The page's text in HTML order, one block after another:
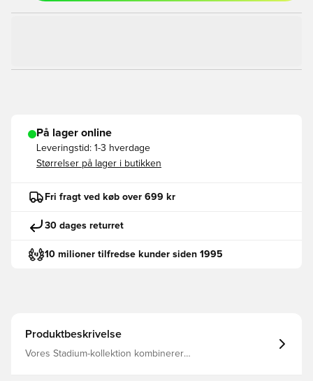
På lager online
Leveringstid: 1-3 hverdage
Størrelser på lager i butikken
Fri fragt ved køb over 699 kr
30 dages returret
10 milioner tilfredse kunder siden 1995
Produktbeskrivelse
Vores Stadium-kollektion kombinerer